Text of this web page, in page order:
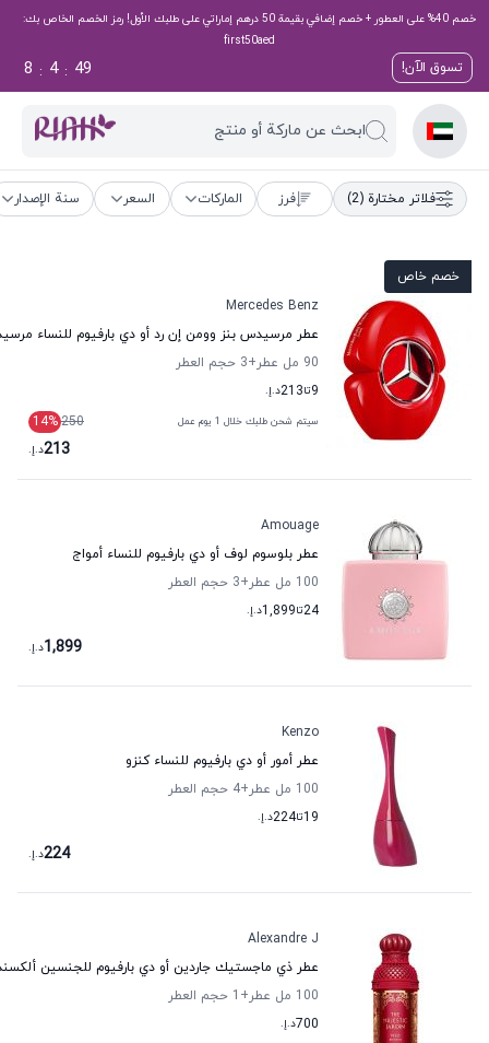
خصم 40% على العطور + خصم إضافي بقيمة 50 درهم إماراتي على طلبك الأول! رمز الخصم الخاص بك:
first50aed
تسوق الآن! 48
:
4
:
8
ابحث عن ماركة أو منتج
فلاتر مختارة (2) فرز الماركات السعر سنة الإصدار
خصم خاص
Mercedes Benz
عطر مرسيدس بنز وومن إن رد أو دي بارفيوم للنساء
90 مل عطر
+3
حجم العطر
9تا213د.إ.
سيتم شحن طلبك خلال 1 يوم عمل 250
14%
213د.إ.
Amouage
عطر بلوسوم لوف أو دي بارفيوم للنساء أمواج
100 مل عطر
+3
حجم العطر
24تا1,899د.إ.
1,899د.إ.
Kenzo
عطر أمور أو دي بارفيوم للنساء كنزو
100 مل عطر
+4
حجم العطر
19تا224د.إ.
224د.إ.
Alexandre J
عطر ذي ماجستيك جاردين أو دي بارفيوم للجنسين
100 مل عطر
+1
حجم العطر
700د.إ.